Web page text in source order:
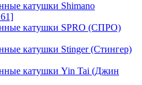
катушки Shimano
катушки SPRO (СПРО)
катушки Stinger (Стингер)
катушки Yin Tai (Джин